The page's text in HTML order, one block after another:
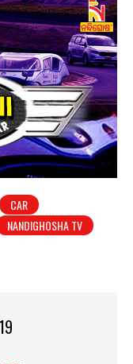
CAR
NANDIGHOSHA TV